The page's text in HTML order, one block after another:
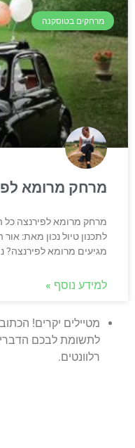
מרחקים בטוסקנה
מרחק מרומא
מרחק מרומא לפירנצה
לתכנון טיול נכון מאת:
מגיעים מרומא לפירנצה?
למידע נוסף »
מטיילים יקרים!
לתשומת לבכם
רלוונטים.